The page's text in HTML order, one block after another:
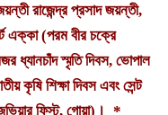
রাজেন্দ্র প্রসাদ জয়ন্তী,
এক্কা (পরম বীর চক্রে
ধ্যানচাঁদ স্মৃতি দিবস, ভোপাল
কৃষি শিক্ষা দিবস এবং সেন্ট
ফিস্ট, গোয়া)।_*